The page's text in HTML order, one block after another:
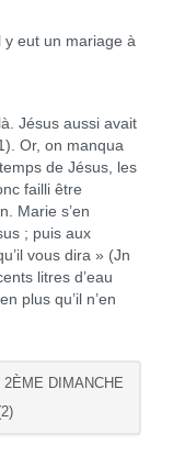
eut un mariage à
Jésus aussi avait
Or, on manqua
de Jésus, les
failli être
Marie s’en
; puis aux
vous dira » (Jn
litres d’eau
plus qu’il n’en
DIMANCHE